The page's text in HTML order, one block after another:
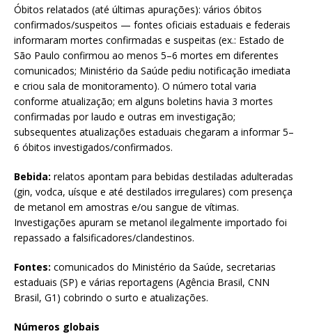
Óbitos relatados (até últimas apurações): vários óbitos
confirmados/suspeitos — fontes oficiais estaduais e federais
informaram mortes confirmadas e suspeitas (ex.: Estado de
São Paulo confirmou ao menos 5–6 mortes em diferentes
comunicados; Ministério da Saúde pediu notificação imediata
e criou sala de monitoramento). O número total varia
conforme atualização; em alguns boletins havia 3 mortes
confirmadas por laudo e outras em investigação;
subsequentes atualizações estaduais chegaram a informar 5–
6 óbitos investigados/confirmados.
Bebida: relatos apontam para bebidas destiladas adulteradas
(gin, vodca, uísque e até destilados irregulares) com presença
de metanol em amostras e/ou sangue de vítimas.
Investigações apuram se metanol ilegalmente importado foi
repassado a falsificadores/clandestinos.
Fontes: comunicados do Ministério da Saúde, secretarias
estaduais (SP) e várias reportagens (Agência Brasil, CNN
Brasil, G1) cobrindo o surto e atualizações.
Números globais